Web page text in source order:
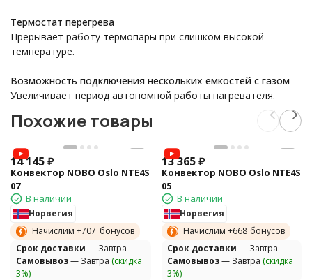
Термостат перегрева
Прерывает работу термопары при слишком высокой
температуре.
Возможность подключения нескольких емкостей с газом
Увеличивает период автономной работы нагревателя.
Похожие товары
14 145₽
Конвектор NOBO Oslo NTE4S
07
В наличии
Норвегия
Начислим +707 бонусов
Cрок доставки — Завтра
Самовывоз— Завтра (скидка
3%)
13 365 ₽
Конвектор NOBO Oslo NTE4S
05
В наличии
Норвегия
Начислим +668 бонусов
Cрок доставки — Завтра
Самовывоз— Завтра (скидка
3%)